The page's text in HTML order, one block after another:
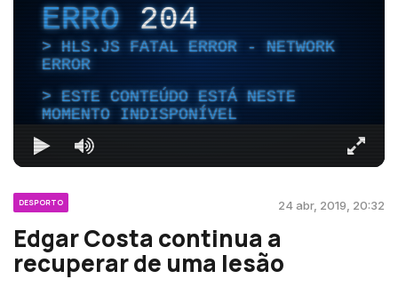
ERRO204
HLS.JS FATAL ERROR - NETWORK
ERROR
ESTE CONTEÚDO ESTÁ NESTE
MOMENTO INDISPONÍVEL
DESPORTO 24 abr, 2019, 20:32
Edgar Costa continua a
recuperar de uma lesão